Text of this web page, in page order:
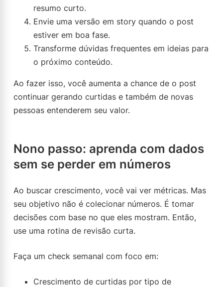
resumo curto.
Envie uma versão em story quando o post
estiver em boa fase.
Transforme dúvidas frequentes em ideias para
o próximo conteúdo.
Ao fazer isso, você aumenta a chance de o post
continuar gerando curtidas e também de novas
pessoas entenderem seu valor.
Nono passo: aprenda com dados
sem se perder em números
Ao buscar crescimento, você vai ver métricas. Mas
seu objetivo não é colecionar números. É tomar
decisões com base no que eles mostram. Então,
use uma rotina de revisão curta.
Faça um check semanal com foco em:
Crescimento de curtidas por tipo de